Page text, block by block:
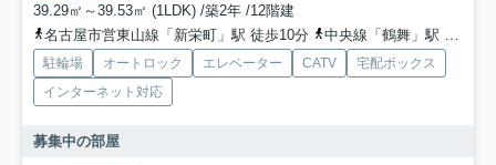
39.29㎡～39.53㎡ (1LDK) /築2年 /12階建
名古屋市営東山線「新栄町」駅 徒歩10分
中央線「鶴舞」駅 徒歩10分
駐輪場 オートロック エレベーター CATV
宅配ボックス
インターネット対応
募集中の部屋